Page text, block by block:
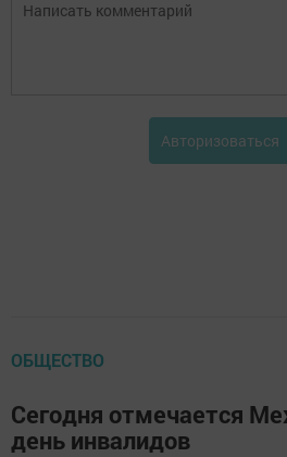
Авторизоваться
ОБЩЕСТВО
Сегодня отмечается
день инвалидов